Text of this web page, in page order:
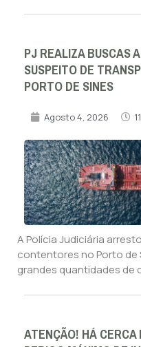
PJ REALIZA BUSCAS
SUSPEITO DE
PORTO DE SINES
Agosto 4, 2026
A Polícia Judiciária
contentores no Porto de
grandes quantidades de
ATENÇÃO! HÁ